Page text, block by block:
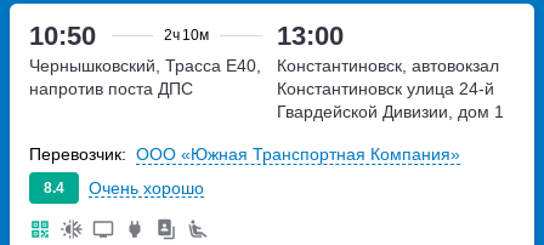
10:50 2ч 10м 13:00
Чернышковский, Трасса Е40,
напротив поста ДПС
Константиновск, автовокзал
Константиновск улица 24-й
Гвардейской Дивизии, дом 1
8.4 Очень хорошо
Перевозчик: ООО «Южная Транспортная Компания»